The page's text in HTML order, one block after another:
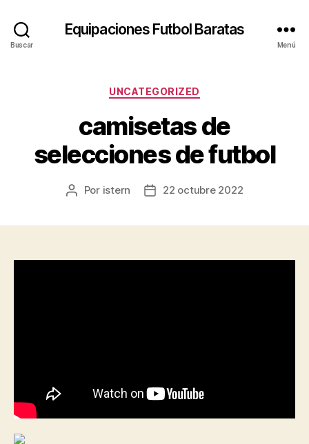
Buscar
Equipaciones Futbol Baratas
Menú
Categorías
UNCATEGORIZED
camisetas de
selecciones de futbol
Autor
Por istern
Fecha22 octubre 2022